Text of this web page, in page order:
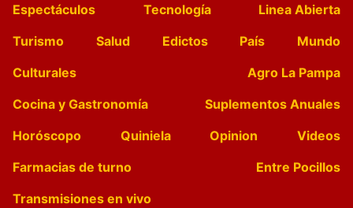
Espectáculos
Tecnología
Linea Abierta
Turismo
Salud Edictos País
Mundo
Culturales
Agro La Pampa
Cocina y Gastronomía
Suplementos Anuales
Horóscopo
Quiniela Opinion
Videos
Farmacias de turno
Entre Pocillos
Transmisiones en vivo